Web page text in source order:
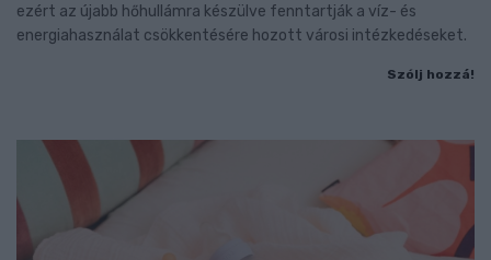
ezért az újabb hőhullámra készülve fenntartják a víz- és
energiahasználat csökkentésére hozott városi intézkedéseket.
Szólj hozzá!